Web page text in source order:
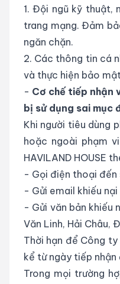
1. Đội ngũ kỹ thuật,
trang mạng. Đảm
ngăn chặn.
2. Các thông tin cá
và thực hiện bảo
- Cơ chế tiếp nhận
bị sử dụng sai mục
Khi người tiêu dùng
hoặc ngoài phạm
HAVILAND HOUSE
- Gọi điện thoại
- Gửi email khiếu
- Gửi văn bản khiếu
Văn Linh, Hải Châu,
Thời hạn để Công
kể từ ngày tiếp nhận
Trong mọi trường